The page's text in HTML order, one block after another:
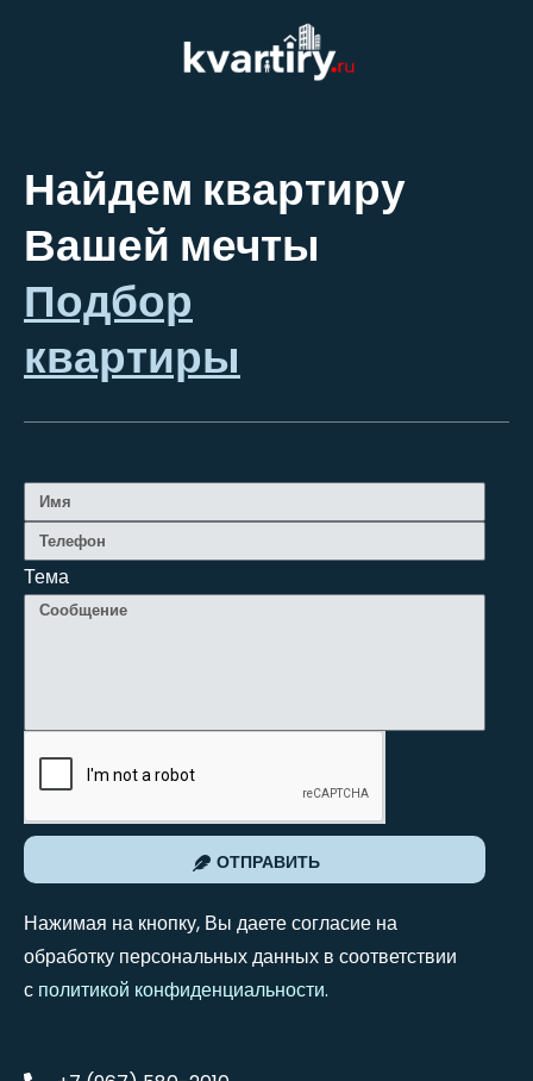
Найдем квартиру
Вашей мечты
Подбор
квартиры
Тема
ОТПРАВИТЬ
Нажимая на кнопку, Вы даете согласие на
обработку персональных данных в соответствии
с политикой конфиденциальности.